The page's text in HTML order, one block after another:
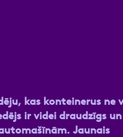
kas konteinerus ne
ir videi draudzīgs
Jaunais